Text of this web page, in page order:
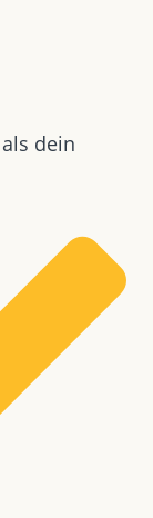
dein